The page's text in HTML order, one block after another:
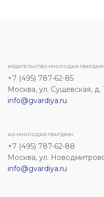
ИЗДАТЕЛЬСТВО «МОЛОДАЯ
+7 (495) 787-62-85
Москва, ул. Сущевская, д.
info@gvardiya.ru
АО «МОЛОДАЯ ГВАРДИЯ»
+7 (495) 787-62-88
Москва, ул.
info@gvardiya.ru